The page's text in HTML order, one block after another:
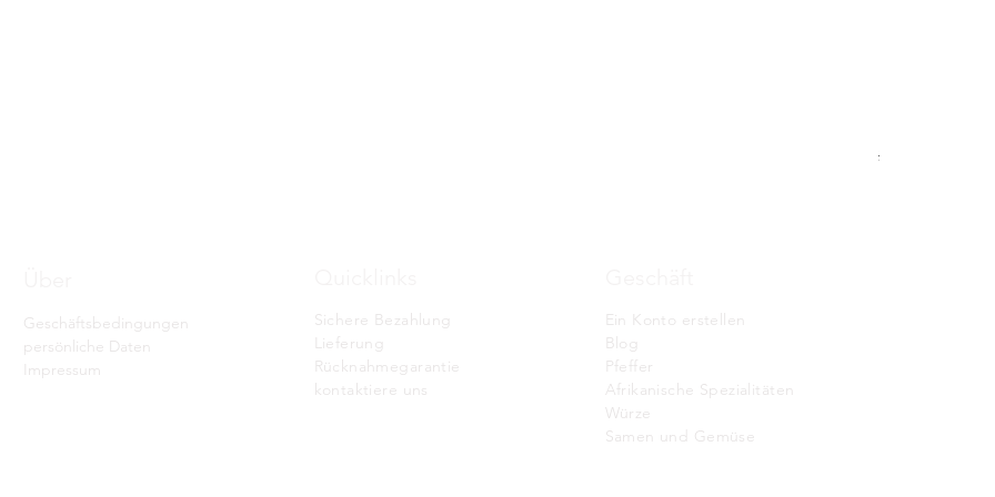
Standardpreis
25,00 €
Geschäftsbedingungen
persönliche Daten
Impressum
Sichere Bezahlung
Lieferung
Rücknahmegarantie
kontaktiere uns
Ein Konto erstellen
Blog
Pfeffer
Afrikanische Spezialitäten
Würze
Samen und Gemüse